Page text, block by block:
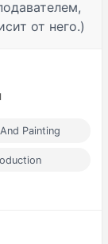
от него.)
Painting